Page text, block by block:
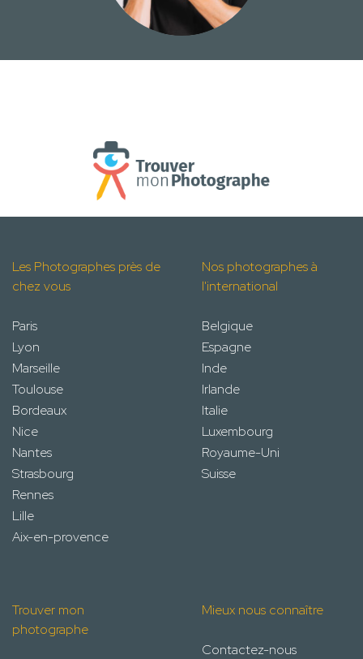
Les Photographes près de
chez vous
Paris
Lyon
Marseille
Toulouse
Bordeaux
Nice
Nantes
Strasbourg
Rennes
Lille
Aix-en-provence
Nos photographes à
l'international
Belgique
Espagne
Inde
Irlande
Italie
Luxembourg
Royaume-Uni
Suisse
Trouver mon
photographe
Mieux nous connaître
Contactez-nous